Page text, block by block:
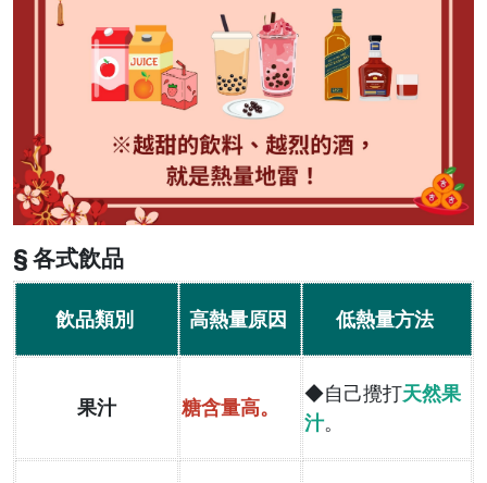
§ 各式飲品
飲品類別 高熱量原因 低熱量方法
果汁 糖含量高。
◆自己攪打天然果
汁。